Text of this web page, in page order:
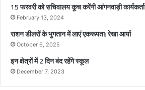
म
15 फरवरी को सचिवालय कूच करेंगी आंगनवाड़ी कार्यकर्ता
February 13, 2024
राशन डीलरों के भुगतान में लाएं एकरूपता: रेखा आर्या
October 6, 2025
इन क्षेत्रों में 2 दिन बंद रहेंगे स्कूल
December 7, 2023